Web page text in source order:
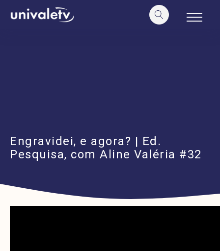
conteúdo
Engravidei, e agora? | Ed.
Pesquisa, com Aline Valéria #32